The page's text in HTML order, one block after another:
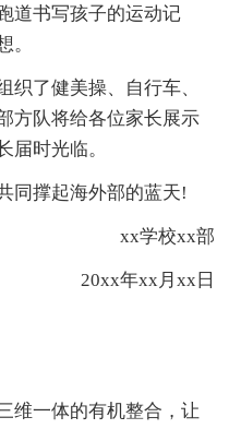
道书写孩子的运动记
。
织了健美操、自行车、
方队将给各位家长展示
届时光临。
同撑起海外部的蓝天!
xx学校xx部
20xx年xx月xx日
维一体的有机整合，让